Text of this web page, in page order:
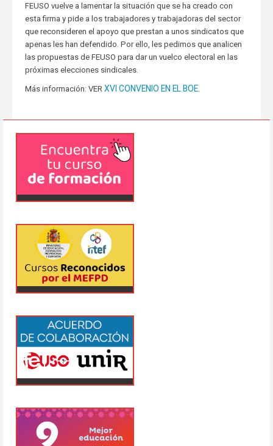
FEUSO vuelve a lamentar la situación que se ha creado con
esta firma y pide a los trabajadores y trabajadoras del sector
que reconsideren el apoyo que prestan a unos sindicatos que
apenas les han defendido. Por ello, les pedimos que analicen
las propuestas de FEUSO para dar un vuelco electoral en las
próximas elecciones sindicales.
Más información: VER XVI CONVENIO EN EL BOE.